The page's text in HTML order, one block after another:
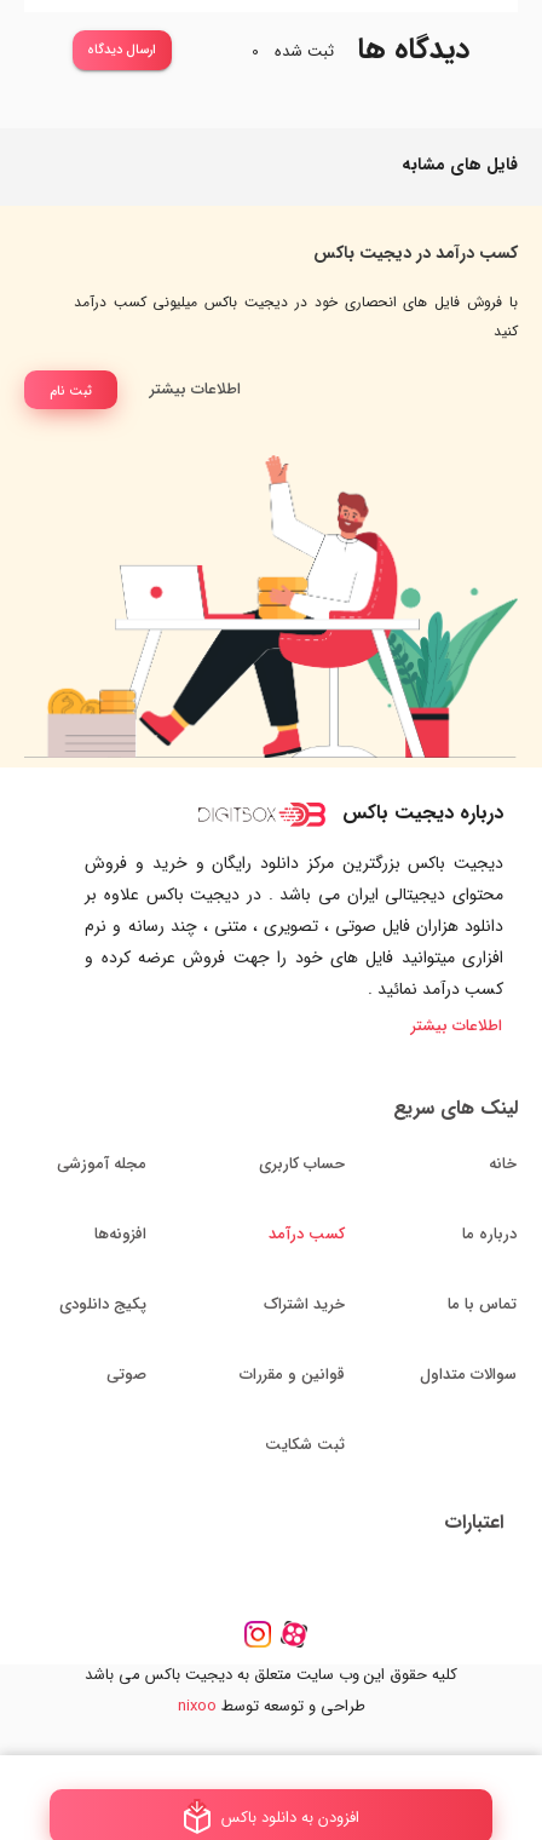
افزودن به دانلود باکس
دیدگاه ها ثبت شده 0 ارسال دیدگاه
فایل های مشابه
کسب درآمد در دیجیت باکس
با فروش فایل های انحصاری خود در دیجیت باکس میلیونی کسب درآمد
کنید
ثبت نام اطلاعات بیشتر
درباره دیجیت باکس
دیجیت باکس بزرگترین مرکز دانلود رایگان و خرید و فروش
محتوای دیجیتالی ایران می باشد . در دیجیت باکس علاوه بر
دانلود هزاران فایل صوتی ، تصویری ، متنی ، چند رسانه و نرم
افزاری میتوانید فایل های خود را جهت فروش عرضه کرده و
کسب درآمد نمائید .
اطلاعات بیشتر
لینک های سریع
خانه
درباره ما
تماس با ما
سوالات متداول
حساب کاربری
کسب درآمد
خرید اشتراک
قوانین و مقررات
ثبت شکایت
مجله آموزشی
افزونه‌ها
پکیج دانلودی
صوتی
اعتبارات
کلیه حقوق این وب سایت متعلق به دیجیت باکس می باشد
طراحی و توسعه توسط nixoo